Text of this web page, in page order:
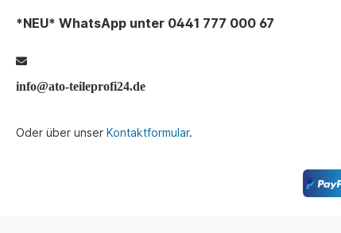
*NEU* WhatsApp unter 0441 777 000 67
info@ato-teileprofi24.de
Oder über unser Kontaktformular.